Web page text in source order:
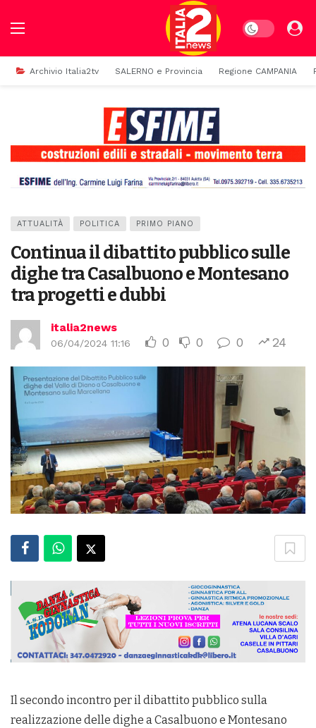
Dark mode
Archivio Italia2tv SALERNO e Provincia Regione CAMPANIA
ATTUALITÀ POLITICA PRIMO PIANO
Continua il dibattito pubblico sulle
dighe tra Casalbuono e Montesano
tra progetti e dubbi
italia2news
06/04/2024 11:16 0 0 0 24
Il secondo incontro per il dibattito pubblico sulla
realizzazione delle dighe a Casalbuono e Montesano